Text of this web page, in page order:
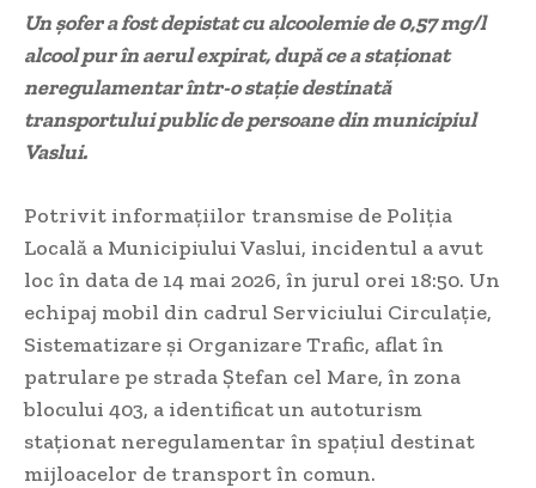
Un șofer a fost depistat cu alcoolemie de 0,57 mg/l
alcool pur în aerul expirat, după ce a staționat
neregulamentar într-o stație destinată
transportului public de persoane din municipiul
Vaslui.
Potrivit informațiilor transmise de Poliția
Locală a Municipiului Vaslui, incidentul a avut
loc în data de 14 mai 2026, în jurul orei 18:50. Un
echipaj mobil din cadrul Serviciului Circulație,
Sistematizare și Organizare Trafic, aflat în
patrulare pe strada Ștefan cel Mare, în zona
blocului 403, a identificat un autoturism
staționat neregulamentar în spațiul destinat
mijloacelor de transport în comun.